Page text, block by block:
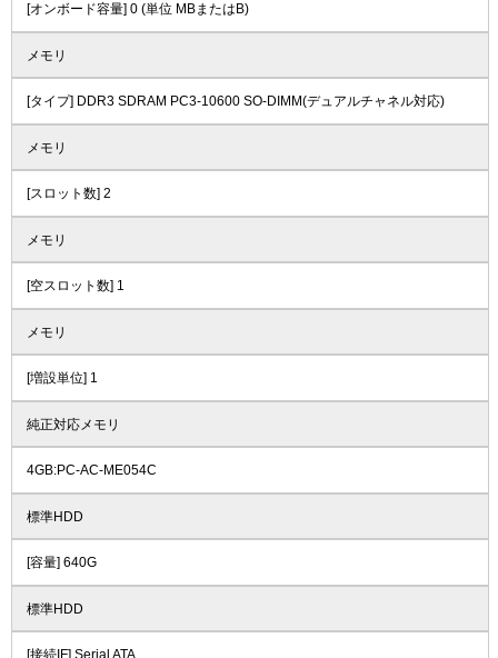
[オンボード容量] 0 (単位 MBまたはB)
メモリ
[タイプ] DDR3 SDRAM PC3-10600 SO-DIMM(デュアルチャネル対応)
メモリ
[スロット数] 2
メモリ
[空スロット数] 1
メモリ
[増設単位] 1
純正対応メモリ
4GB:PC-AC-ME054C
標準HDD
[容量] 640G
標準HDD
[接続IF] Serial ATA